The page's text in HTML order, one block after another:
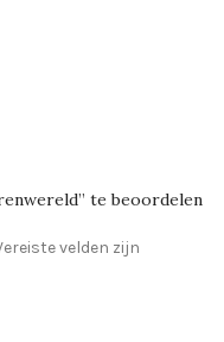
te beoordelen
velden zijn